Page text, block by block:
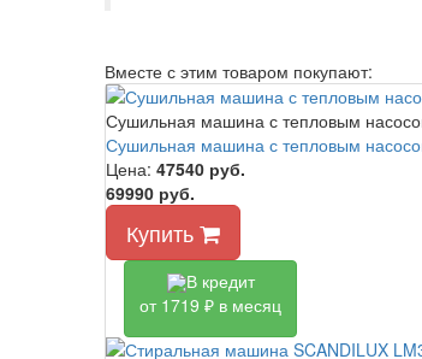
Вместе с этим товаром покупают:
Сушильная машина с тепловым
Сушильная машина с тепловым
Цена: 47540 руб.
69990 руб.
Купить
В кредит
от 1719 ₽ в месяц